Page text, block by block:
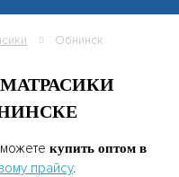
Обнинск
купить оптом в
прайсу.